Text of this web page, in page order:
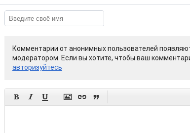
Комментарии от анонимных пользователей
модератором. Если вы хотите, чтобы ваш
авторизуйтесь
     